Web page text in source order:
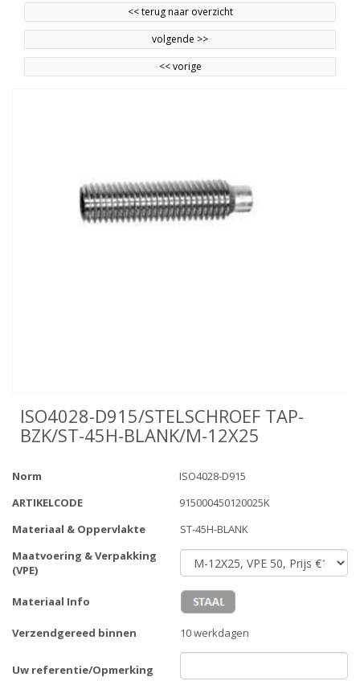
<<terug naar overzicht
volgende >>
<<vorige
ISO4028-D915/STELSCHROEF TAP-
BZK/ST-45H-BLANK/M-12X25
Norm
ISO4028-D915
ARTIKELCODE
915000450120025K
Materiaal & Oppervlakte
ST-45H-BLANK
Maatvoering & Verpakking
(VPE)
Materiaal Info
Verzendgereed binnen 10 werkdagen
Uw referentie/Opmerking